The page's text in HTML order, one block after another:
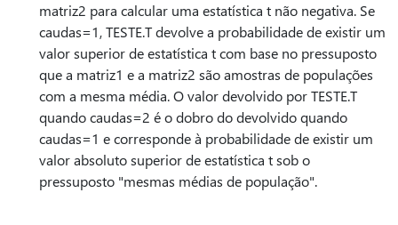
matriz2 para calcular uma estatística t não negativa. Se
caudas=1, TESTE.T devolve a probabilidade de existir um
valor superior de estatística t com base no pressuposto
que a matriz1 e a matriz2 são amostras de populações
com a mesma média. O valor devolvido por TESTE.T
quando caudas=2 é o dobro do devolvido quando
caudas=1 e corresponde à probabilidade de existir um
valor absoluto superior de estatística t sob o
pressuposto "mesmas médias de população".